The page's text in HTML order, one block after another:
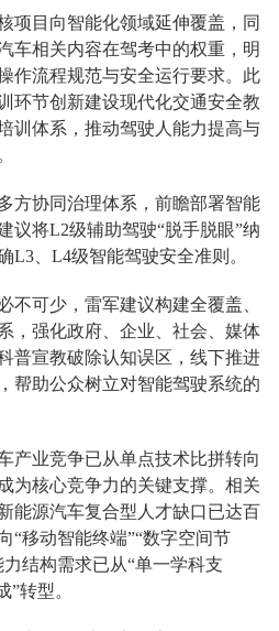
项目向智能化领域延伸覆盖，同
车相关内容在驾考中的权重，明
作流程规范与安全运行要求。此
环节创新建设现代化交通安全教
训体系，推动驾驶人能力提高与
方协同治理体系，前瞻部署智能
议将L2级辅助驾驶“脱手脱眼”纳
L3、L4级智能驾驶安全准则。
不可少，雷军建议构建全覆盖、
，强化政府、企业、社会、媒体
普宣教破除认知误区，线下推进
帮助公众树立对智能驾驶系统的
产业竞争已从单点技术比拼转向
为核心竞争力的关键支撑。相关
能源汽车复合型人才缺口已达百
“移动智能终端”“数字空间节
结构需求已从“单一学科支
”转型。